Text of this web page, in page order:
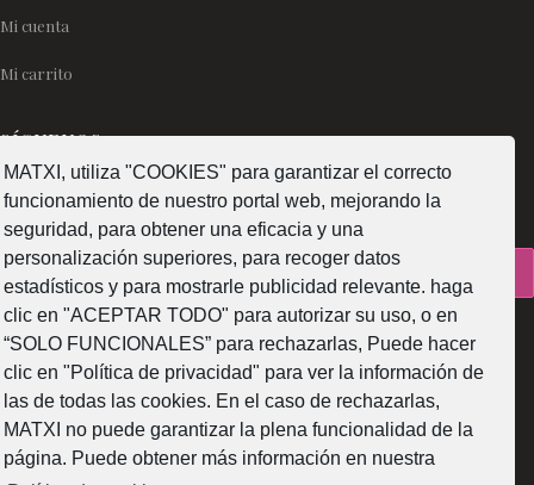
MATXI, utiliza "COOKIES" para garantizar el correcto
funcionamiento de nuestro portal web, mejorando la
seguridad, para obtener una eficacia y una
personalización superiores, para recoger datos
estadísticos y para mostrarle publicidad relevante. haga
clic en "ACEPTAR TODO" para autorizar su uso, o en
“SOLO FUNCIONALES” para rechazarlas, Puede hacer
clic en "Política de privacidad" para ver la información de
las de todas las cookies. En el caso de rechazarlas,
MATXI no puede garantizar la plena funcionalidad de la
página. Puede obtener más información en nuestra
Mi cuenta
Mi carrito
SÍGUENOS
¿Como fabricamos?
Web subvencionada por la Diputación Foral de Bizkaia